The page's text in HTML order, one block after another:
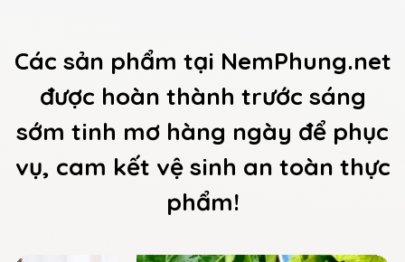
Các sản phẩm tại NemPhung.net
được hoàn thành trước sáng
sớm tinh mơ hàng ngày để phục
vụ, cam kết vệ sinh an toàn thực
phẩm!